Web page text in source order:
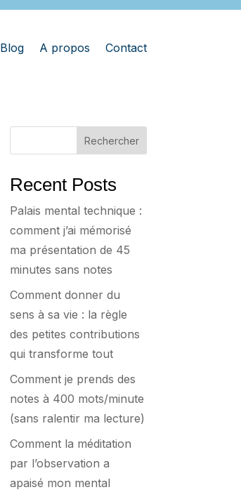
Blog A propos Contact
Rechercher
Recent Posts
Palais mental technique :
comment j’ai mémorisé
ma présentation de 45
minutes sans notes
Comment donner du
sens à sa vie : la règle
des petites contributions
qui transforme tout
Comment je prends des
notes à 400 mots/minute
(sans ralentir ma lecture)
Comment la méditation
par l’observation a
apaisé mon mental